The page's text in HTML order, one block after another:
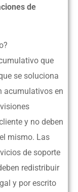
de
que
se soluciona
acumulativos en
y no deben
mismo. Las
de soporte
redistribuir
y por escrito